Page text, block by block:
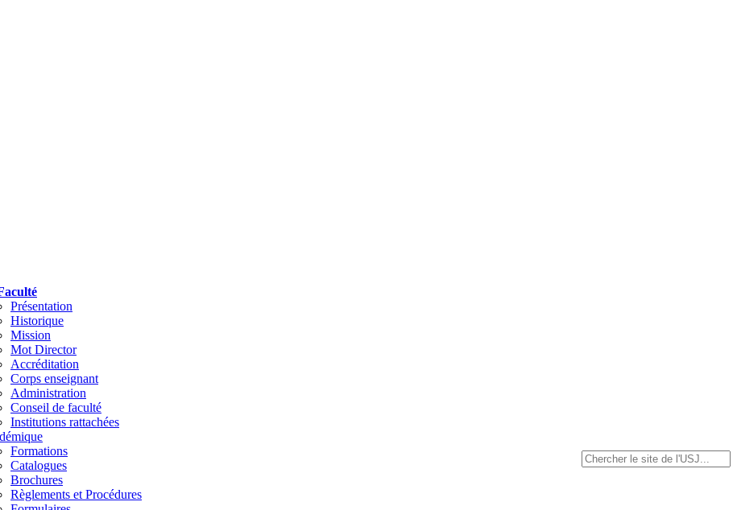
Présentation
Historique
Mission
Mot Director
Accréditation
Corps enseignant
Administration
Conseil de faculté
Institutions rattachées
Formations
Catalogues
Brochures
Règlements et Procédures